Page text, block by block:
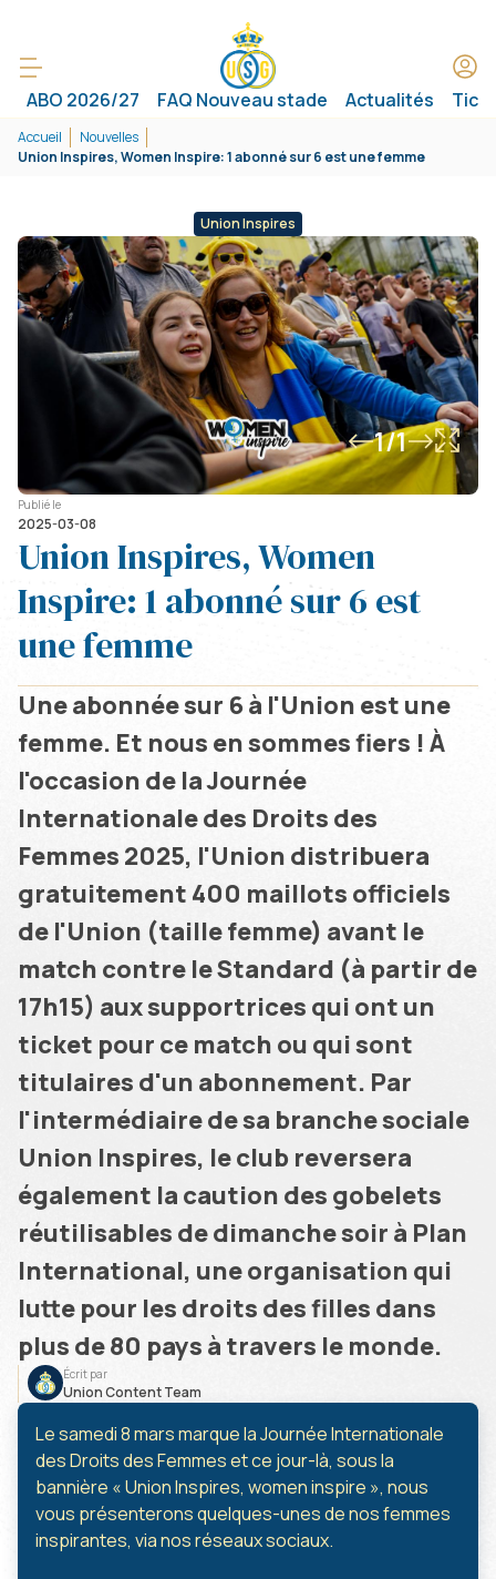
ABO 2026/27 FAQ Nouveau stade Actualités
Accueil
Nouvelles
Union Inspires, Women Inspire: 1 abonné sur 6 est une femme
Union Inspires
1/1
Publié le
2025-03-08
Union Inspires, Women
Inspire: 1 abonné sur 6 est
une femme
Une abonnée sur 6 à l'Union est une
femme. Et nous en sommes fiers ! À
l'occasion de la Journée
Internationale des Droits des
Femmes 2025, l'Union distribuera
gratuitement 400 maillots officiels
de l'Union (taille femme) avant le
match contre le Standard (à partir de
17h15) aux supportrices qui ont un
ticket pour ce match ou qui sont
titulaires d'un abonnement. Par
l'intermédiaire de sa branche sociale
Union Inspires, le club reversera
également la caution des gobelets
réutilisables de dimanche soir à Plan
International, une organisation qui
lutte pour les droits des filles dans
plus de 80 pays à travers le monde.
Écrit par
Union Content Team
Le samedi 8 mars marque la Journée Internationale
des Droits des Femmes et ce jour-là, sous la
bannière « Union Inspires, women inspire », nous
vous présenterons quelques-unes de nos femmes
inspirantes, via nos réseaux sociaux.